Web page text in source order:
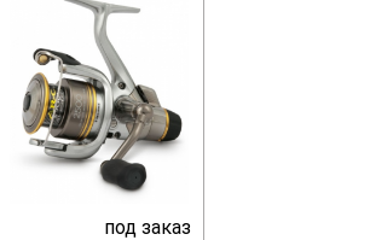
под заказ